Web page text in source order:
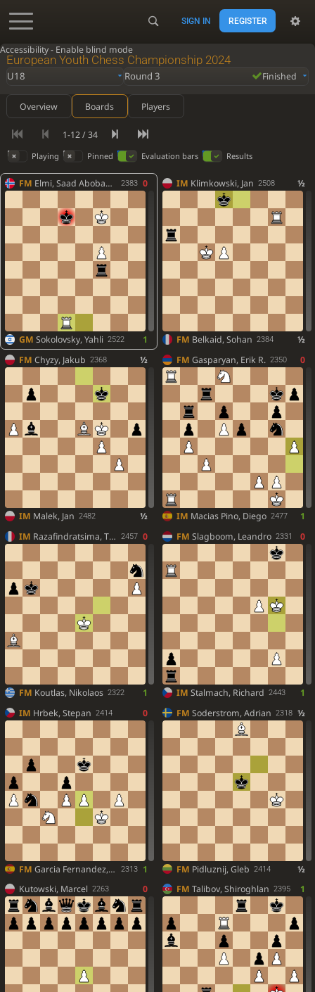
Accessibility - Enable blind mode
SIGN IN REGISTER
European Youth Chess Championship 2024
U18 Round 3 Finished
Overview Boards Players
1-12 / 34
Playing Pinned Evaluation bars Results
FM Elmi, Saad Abobaker 2383 0
GM Sokolovsky, Yahli 2522 1
IM Klimkowski, Jan 2508 ½
FM Belkaid, Sohan 2384
½
FM Chyzy, Jakub 2368 ½
IM Malek, Jan 2482 ½
FM Gasparyan, Erik R. 2350 0
IM Macias Pino, Diego 2477
1
IM Razafindratsima, Timothe 2457 0
FM Koutlas, Nikolaos 2322 1
FM Slagboom, Leandro 2331 0
IM Stalmach, Richard 2443
1
IM Hrbek, Stepan 2414 0
FM Garcia Fernandez, Victor 2313 1
FM Soderstrom, Adrian 2318 ½
FM Pidluznij, Gleb 2414
½
Kutowski, Marcel 2263 0 FM Talibov, Shiroghlan 2395 1